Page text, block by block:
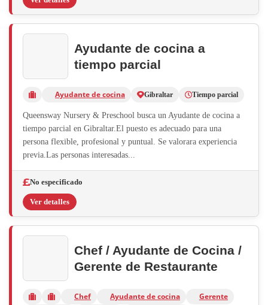
Ayudante de cocina a
tiempo parcial
Ayudante de cocina Gibraltar Tiempo parcial
Queensway Nursery & Preschool busca un Ayudante de cocina a
tiempo parcial en Gibraltar.El puesto es adecuado para una
persona flexible, profesional y puntual. Se valorara experiencia
previa.Las personas interesadas...
No especificado
Ver detalles
Chef / Ayudante de Cocina /
Gerente de Restaurante
Chef Ayudante de cocina
Gerente